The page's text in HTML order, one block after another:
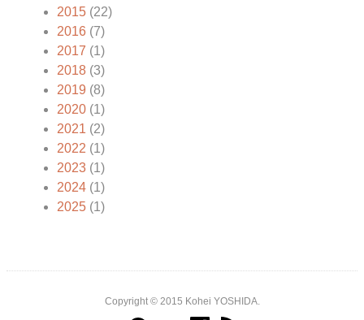
2015(22)
2016(7)
2017 (1)
2018(3)
2019 (8)
2020(1)
2021 (2)
2022 (1)
2023(1)
2024(1)
2025(1)
Copyright © 2015 Kohei YOSHIDA.